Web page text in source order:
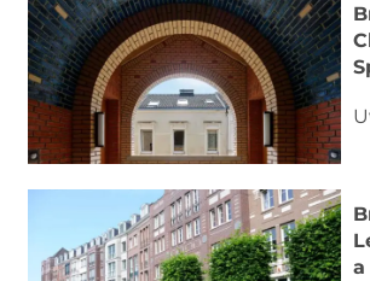
a